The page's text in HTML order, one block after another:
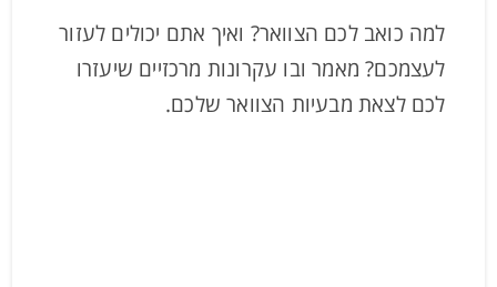
למה כואב לכם הצוואר? ואיך אתם יכולים לעזור
לעצמכם? מאמר ובו עקרונות מרכזיים שיעזרו
לכם לצאת מבעיות הצוואר שלכם.